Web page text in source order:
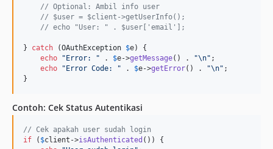
// Optional: Ambil info user
// $user = $client->getUserInfo();
// echo "User: " . $user['email'];
} catch (OAuthException $e) {
echo
"Error: " . $e->getMessage() . "\n" ;
echo
"Error Code: " . $e->getError() . "\n" ;
}
Contoh: Cek Status Autentikasi
// Cek apakah user sudah login
if ( $client ->isAuthenticated ()) {